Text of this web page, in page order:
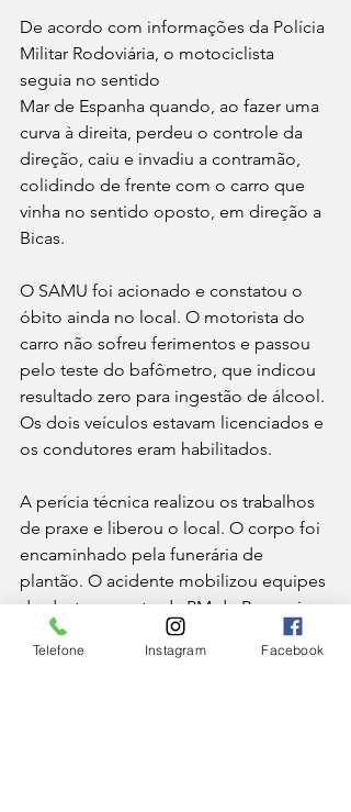
De acordo com informações da Polícia
Militar Rodoviária, o motociclista
seguia no sentido
Mar de Espanha quando, ao fazer uma
curva à direita, perdeu o controle da
direção, caiu e invadiu a contramão,
colidindo de frente com o carro que
vinha no sentido oposto, em direção a
Bicas.
O SAMU foi acionado e constatou o
óbito ainda no local. O motorista do
carro não sofreu ferimentos e passou
pelo teste do bafômetro, que indicou
resultado zero para ingestão de álcool.
Os dois veículos estavam licenciados e
os condutores eram habilitados.
A perícia técnica realizou os trabalhos
de praxe e liberou o local. O corpo foi
encaminhado pela funerária de
plantão. O acidente mobilizou equipes
do destacamento da PM de Pequeri e
da Polícia Militar Rodoviária, com
apoio do Copom de Juiz de Fora.
Telefone Instagram Facebook